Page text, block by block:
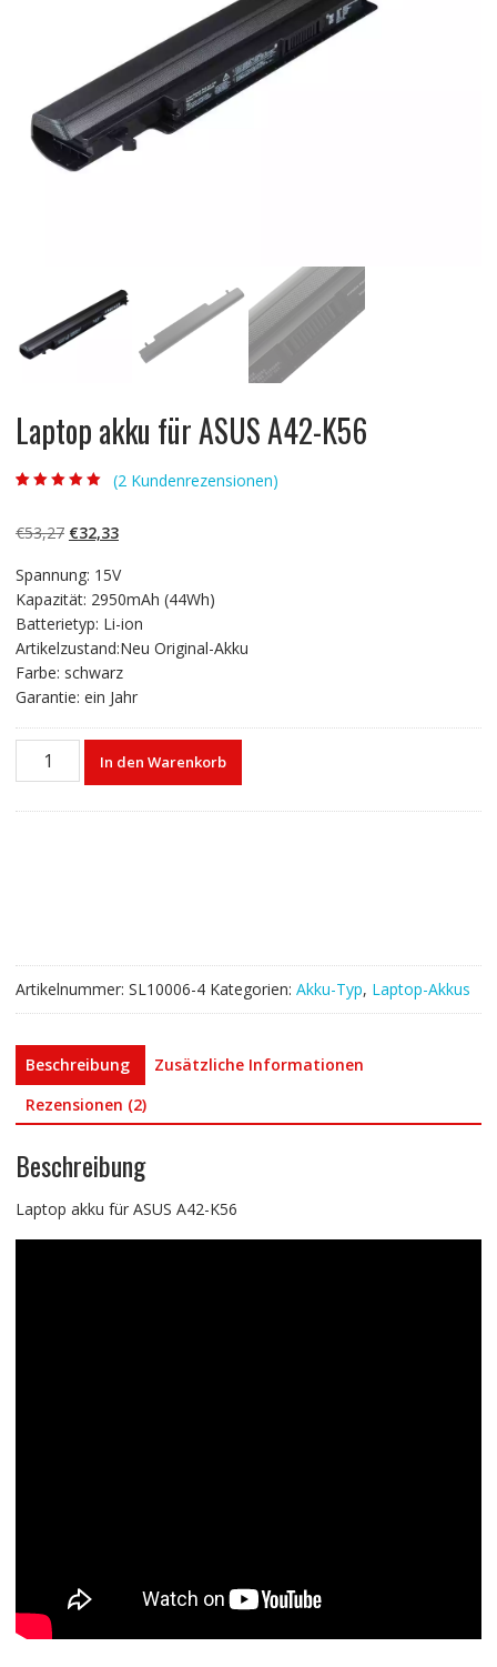
Laptop akku für ASUS A42-K56
basierend auf
Kundenbewertun
(2 Kundenrezensionen)
€53,27 Ursprünglicher
war:
€53,27
€32,33Aktueller
ist:
€32,33.
Spannung: 15V
Kapazität: 2950mAh (44Wh)
Batterietyp: Li-ion
Artikelzustand:Neu Original-Akku
Farbe: schwarz
Garantie: ein Jahr
Laptop
In den Warenkorb
Artikelnummer: SL10006-4 Kategorien: Akku-Typ, Laptop-Akkus
Beschreibung
Zusätzliche Informationen
Rezensionen (2)
Beschreibung
Laptop akku für ASUS A42-K56